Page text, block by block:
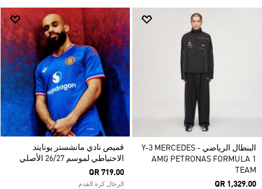
البنطال الرياضي Y-3 MERCEDES -
AMG PETRONAS FORMULA 1
TEAM
QR 1,329.00
قميص نادي مانشستر يونايتد
الاحتياطي لموسم 26/27 الأصلي
QR 719.00
الرجال كرة القدم